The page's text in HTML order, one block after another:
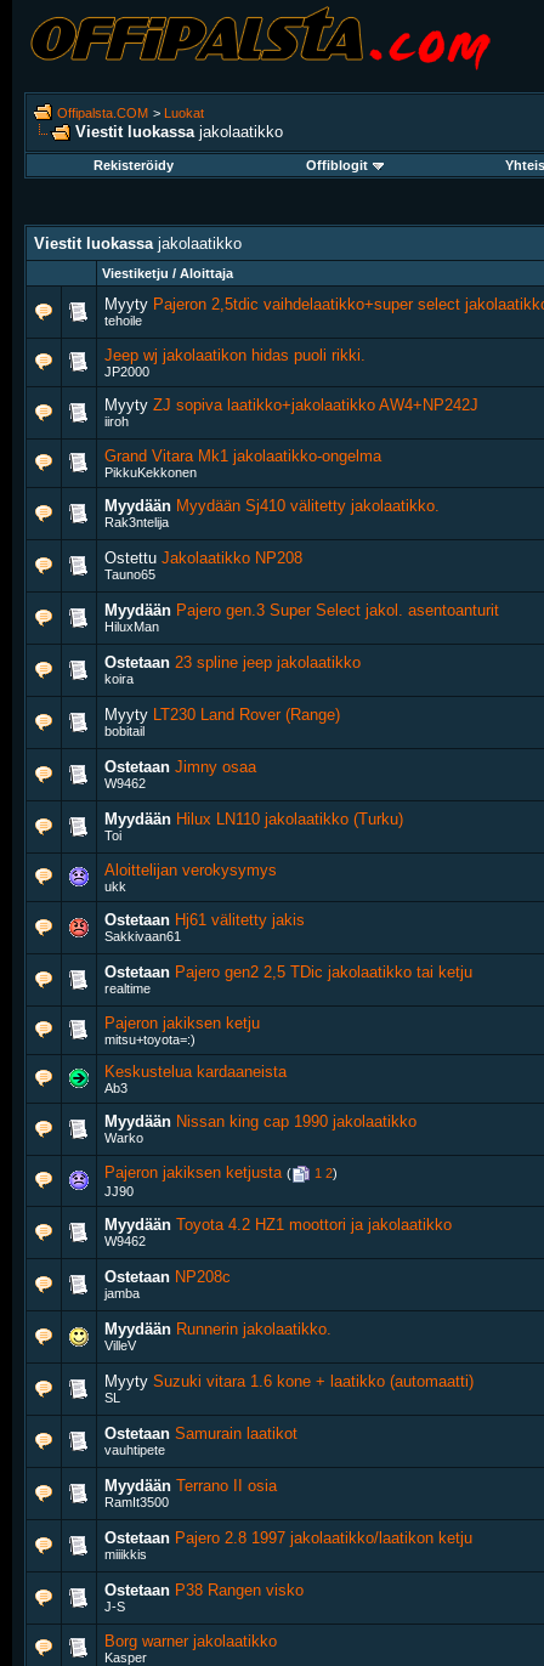
Offipalsta.COM > Luokat
Viestit luokassa jakolaatikko
Rekisteröidy Offiblogit
Viestit luokassa jakolaatikko
Viestiketju / Aloittaja
Myyty Pajeron 2,5tdic vaihdelaatikko+super select
tehoile
Jeep wj jakolaatikon hidas puoli rikki.
JP2000
Myyty ZJ sopiva laatikko+jakolaatikko AW4+NP242J
iiroh
Grand Vitara Mk1 jakolaatikko-ongelma
PikkuKekkonen
Myydään Myydään Sj410 välitetty jakolaatikko.
Rak3ntelija
Ostettu Jakolaatikko NP208
Tauno65
Myydään Pajero gen.3 Super Select jakol. asentoanturit
HiluxMan
Ostetaan 23 spline jeep jakolaatikko
koira
Myyty LT230 Land Rover (Range)
bobitail
Ostetaan Jimny osaa
W9462
Myydään Hilux LN110 jakolaatikko (Turku)
Toi
Aloittelijan verokysymys
ukk
Ostetaan Hj61 välitetty jakis
Sakkivaan61
Ostetaan Pajero gen2 2,5 TDic jakolaatikko tai ketju
realtime
Pajeron jakiksen ketju
mitsu+toyota=:)
Keskustelua kardaaneista
Ab3
Myydään Nissan king cap 1990 jakolaatikko
Warko
Pajeron jakiksen ketjusta‎ ( 1 2)
JJ90
Myydään Toyota 4.2 HZ1 moottori ja jakolaatikko
W9462
Ostetaan NP208c
jamba
Myydään Runnerin jakolaatikko.
VilleV
Myyty Suzuki vitara 1.6 kone + laatikko (automaatti)
SL
Ostetaan Samurain laatikot
vauhtipete
Myydään Terrano II osia
RamIt3500
Ostetaan Pajero 2.8 1997 jakolaatikko/laatikon ketju
miiikkis
Ostetaan P38 Rangen visko
J-S
Borg warner jakolaatikko
Kasper